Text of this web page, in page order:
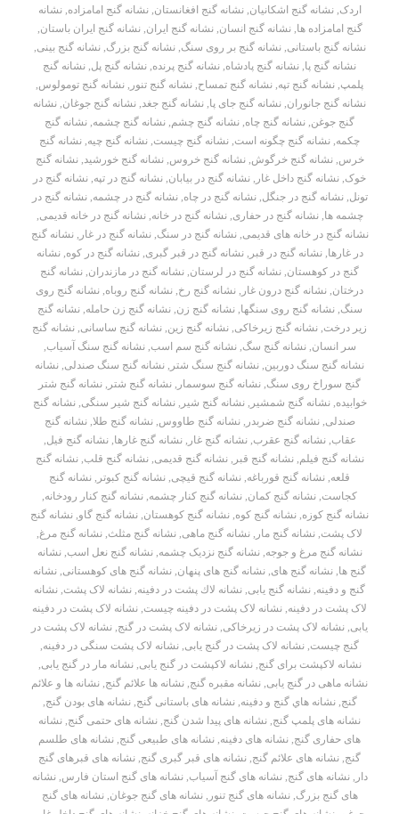
اردک,نشانه گنج اشکانیان,نشانه گنج افغانستان,نشانه گنج امامزاده,نشانه
گنج امامزاده ها,نشانه گنج انسان,نشانه گنج ایران,نشانه گنج ایران باستان,
نشانه گنج باستانی,نشانه گنج بر روی سنگ,نشانه گنج بزرگ,نشانه گنج بینی,
نشانه گنج پا, نشانه گنج پادشاه, نشانه گنج پرنده, نشانه گنج پل, نشانه گنج
پلمپ, نشانه گنج تپه, نشانه گنج تمساح, نشانه گنج تنور , نشانه گنج تومولوس,
نشانه گنج جانوران, نشانه گنج جای پا, نشانه گنج جغد, نشانه گنج جوغان, نشانه
گنج جوغن, نشانه گنج چاه, نشانه گنج چشم, نشانه گنج چشمه, نشانه گنج
چکمه, نشانه گنج چگونه است, نشانه گنج چیست, نشانه گنج چیه, نشانه گنج
خرس,نشانه گنج خرگوش,نشانه گنج خروس,نشانه گنج خورشید,نشانه گنج
خوک, نشانه گنج داخل غار , نشانه گنج در بیابان, نشانه گنج در تپه, نشانه گنج در
تونل,نشانه گنج در جنگل,نشانه گنج در چاه,نشانه گنج در چشمه,نشانه گنج در
چشمه ها,نشانه گنج در حفاری,نشانه گنج در خانه,نشانه گنج در خانه قدیمی,
نشانه گنج در خانه های قدیمی,نشانه گنج در سنگ,نشانه گنج در غار ,نشانه گنج
در غارها,نشانه گنج در قبر ,نشانه گنج در قبر گبری,نشانه گنج در کوه,نشانه
گنج در کوهستان, نشانه گنج در لرستان, نشانه گنج در مازندران, نشانه گنج
درختان, نشانه گنج درون غار , نشانه گنج رخ, نشانه گنج روباه, نشانه گنج روی
سنگ,نشانه گنج روی سنگها,نشانه گنج زن,نشانه گنج زن حامله,نشانه گنج
زیر درخت, نشانه گنج زیرخاکی, نشانه گنج زین, نشانه گنج ساسانی, نشانه گنج
سر انسان,نشانه گنج سگ,نشانه گنج سم اسب,نشانه گنج سنگ آسیاب,
نشانه گنج سنگ دوربین, نشانه گنج سنگ شتر , نشانه گنج سنگ صندلی, نشانه
گنج سوراخ روی سنگ, نشانه گنج سوسمار , نشانه گنج شتر , نشانه گنج شتر
خوابیده,نشانه گنج شمشیر ,نشانه گنج شیر ,نشانه گنج شیر سنگی,نشانه گنج
صندلی,نشانه گنج ضربدر ,نشانه گنج طاووس,نشانه گنج طلا,نشانه گنج
عقاب,نشانه گنج عقرب,نشانه گنج غار ,نشانه گنج غارها,نشانه گنج فیل,
نشانه گنج فیلم,نشانه گنج قبر ,نشانه گنج قدیمی,نشانه گنج قلب,نشانه گنج
قلعه, نشانه گنج قورباغه, نشانه گنج قیچی, نشانه گنج کبوتر , نشانه گنج
کجاست, نشانه گنج کمان, نشانه گنج کنار چشمه, نشانه گنج کنار رودخانه,
نشانه گنج کوزه, نشانه گنج کوه, نشانه گنج کوهستان, نشانه گنج گاو, نشانه گنج
لاک پشت, نشانه گنج مار , نشانه گنج ماهی, نشانه گنج مثلث, نشانه گنج مرغ,
نشانه گنج مرغ و جوجه,نشانه گنج نزدیک چشمه,نشانه گنج نعل اسب,نشانه
گنج ها, نشانه گنج های, نشانه گنج های پنهان, نشانه گنج های کوهستانی, نشانه
گنج و دفینه, نشانه گنج یابی, نشانه لاك پشت در دفينه, نشانه لاک پشت, نشانه
لاک پشت در دفینه, نشانه لاک پشت در دفینه چیست, نشانه لاک پشت در دفینه
یابی, نشانه لاک پشت در زیرخاکی, نشانه لاک پشت در گنج, نشانه لاک پشت در
گنج چیست, نشانه لاک پشت در گنج یابی, نشانه لاک پشت سنگی در دفینه,
نشانه لاکپشت برای گنج,نشانه لاکپشت در گنج یابی,نشانه مار در گنج یابی,
نشانه ماهی در گنج یابی, نشانه مقبره گنج, نشانه ها علائم گنج, نشانه ها و علائم
گنج,نشانه هاي گنج و دفينه,نشانه های باستانی گنج,نشانه های بودن گنج,
نشانه های پلمپ گنج, نشانه های پیدا شدن گنج, نشانه های حتمی گنج, نشانه
های حفاری گنج, نشانه های دفینه, نشانه های طبیعی گنج, نشانه های طلسم
گنج, نشانه های علائم گنج, نشانه های قبر گبری گنج, نشانه های قبرهای گنج
دار ,نشانه های گنج,نشانه های گنج آسیاب,نشانه های گنج استان فارس,نشانه
های گنج بزرگ,نشانه های گنج تنور ,نشانه های گنج جوغان,نشانه های گنج